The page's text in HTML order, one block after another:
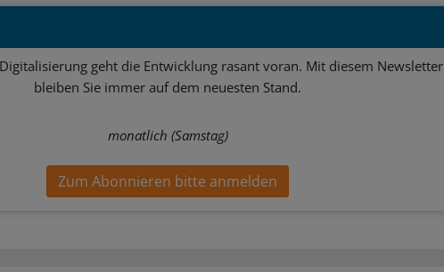
geht die Entwicklung rasant voran. Mit diesem Newsletter
bleiben Sie immer auf dem neuesten Stand.
monatlich (Samstag)
Zum Abonnieren bitte anmelden